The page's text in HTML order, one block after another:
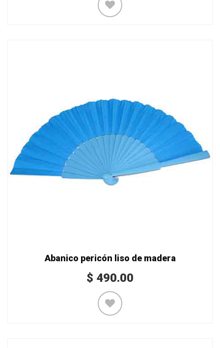
Abanico pericón liso de madera
$ 490.00